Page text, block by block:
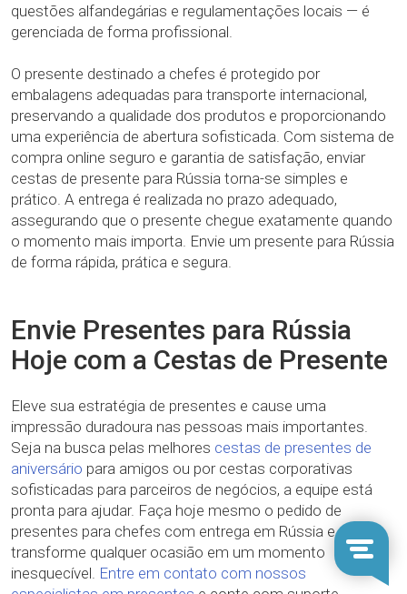
questões alfandegárias e regulamentações locais — é
gerenciada de forma profissional.
O presente destinado a chefes é protegido por
embalagens adequadas para transporte internacional,
preservando a qualidade dos produtos e proporcionando
uma experiência de abertura sofisticada. Com sistema de
compra online seguro e garantia de satisfação, enviar
cestas de presente para Rússia torna-se simples e
prático. A entrega é realizada no prazo adequado,
assegurando que o presente chegue exatamente quando
o momento mais importa. Envie um presente para Rússia
de forma rápida, prática e segura.
Envie Presentes para Rússia
Hoje com a Cestas de Presente
Eleve sua estratégia de presentes e cause uma
impressão duradoura nas pessoas mais importantes.
Seja na busca pelas melhores cestas de presentes de
aniversário para amigos ou por cestas corporativas
sofisticadas para parceiros de negócios, a equipe está
pronta para ajudar. Faça hoje mesmo o pedido de
presentes para chefes com entrega em Rússia e
transforme qualquer ocasião em um momento
inesquecível. Entre em contato com nossos